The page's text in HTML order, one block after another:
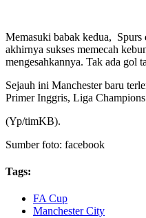
Memasuki babak kedua, Spurs
akhirnya sukses memecah
mengesahkannya. Tak ada gol
Sejauh ini Manchester baru
Primer Inggris, Liga
(Yp/timKB).
Sumber foto: facebook
Tags:
FA Cup
Manchester City